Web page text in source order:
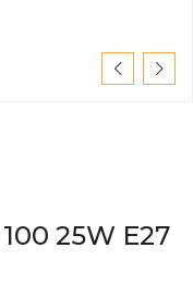
25W E27